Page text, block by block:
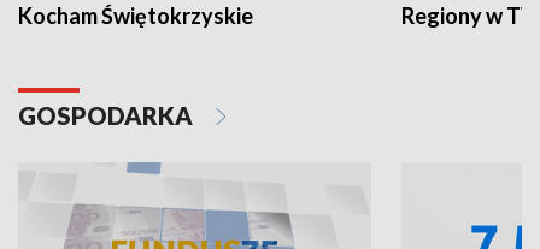
Kocham Świętokrzyskie Regiony w
GOSPODARKA